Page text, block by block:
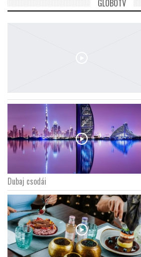
GLOBOTV
LINKTR.EE
GLOBOZSARU
DOBRAVERO.HU
LATIMO.HU
GLOBOBOOK
GLOBOTV
Dubaj csodái